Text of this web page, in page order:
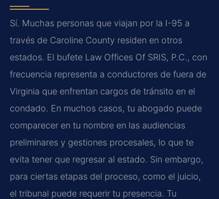
Sí. Muchas personas que viajan por la I-95 a
través de Caroline County residen en otros
estados. El bufete Law Offices Of SRIS, P.C., con
frecuencia representa a conductores de fuera de
Virginia que enfrentan cargos de tránsito en el
condado. En muchos casos, tu abogado puede
comparecer en tu nombre en las audiencias
preliminares y gestiones procesales, lo que te
evita tener que regresar al estado. Sin embargo,
para ciertas etapas del proceso, como el juicio,
el tribunal puede requerir tu presencia. Tu